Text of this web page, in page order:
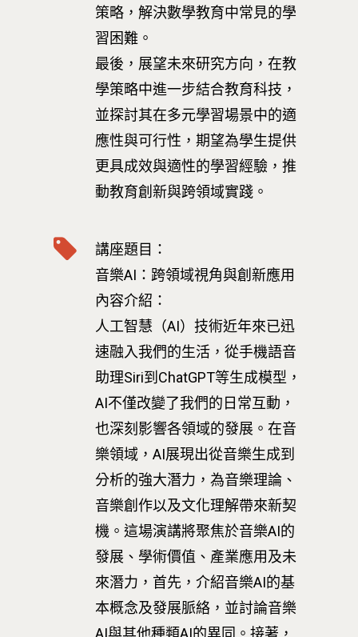
策略，解決數學教育中常見的學
習困難。
最後，展望未來研究方向，在教
學策略中進一步結合教育科技，
並探討其在多元學習場景中的適
應性與可行性，期望為學生提供
更具成效與適性的學習經驗，推
動教育創新與跨領域實踐。
講座題目：
音樂AI：跨領域視角與創新應用
內容介紹：
人工智慧（AI）技術近年來已迅
速融入我們的生活，從手機語音
助理Siri到ChatGPT等生成模型，
AI不僅改變了我們的日常互動，
也深刻影響各領域的發展。在音
樂領域，AI展現出從音樂生成到
分析的強大潛力，為音樂理論、
音樂創作以及文化理解帶來新契
機。這場演講將聚焦於音樂AI的
發展、學術價值、產業應用及未
來潛力，首先，介紹音樂AI的基
本概念及發展脈絡，並討論音樂
AI與其他種類AI的異同。接著，
最新消息
關於我們